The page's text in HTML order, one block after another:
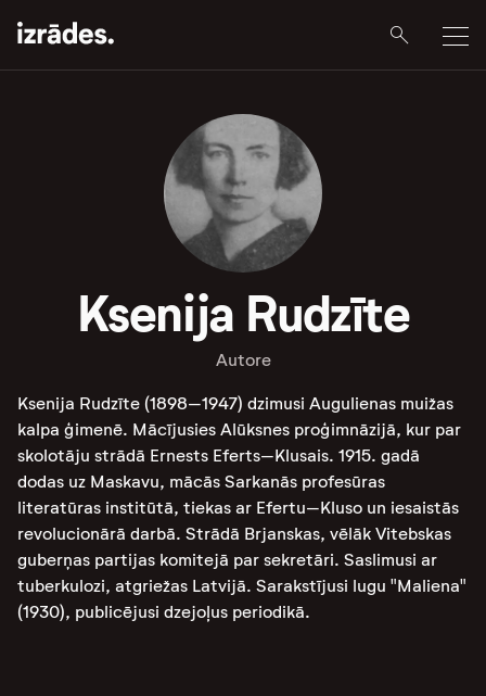
Ksenija Rudzīte
Autore
Ksenija Rudzīte (1898–1947) dzimusi Augulienas muižas
kalpa ģimenē. Mācījusies Alūksnes proģimnāzijā, kur par
skolotāju strādā Ernests Eferts–Klusais. 1915. gadā
dodas uz Maskavu, mācās Sarkanās profesūras
literatūras institūtā, tiekas ar Efertu–Kluso un iesaistās
revolucionārā darbā. Strādā Brjanskas, vēlāk Vitebskas
guberņas partijas komitejā par sekretāri. Saslimusi ar
tuberkulozi, atgriežas Latvijā. Sarakstījusi lugu "Maliena"
(1930), publicējusi dzejoļus periodikā.